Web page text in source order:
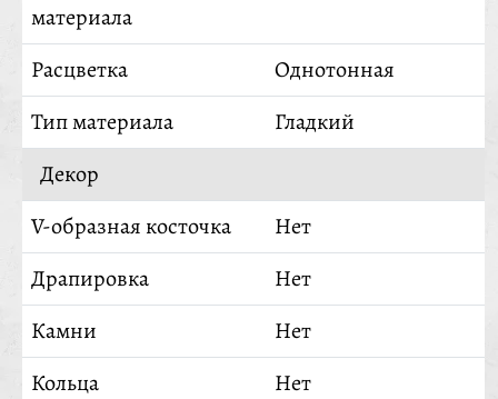
материала
Расцветка
Однотонная
Тип материала
Гладкий
Декор
V-образная косточка
Нет
Драпировка
Нет
Камни
Нет
Кольца
Нет